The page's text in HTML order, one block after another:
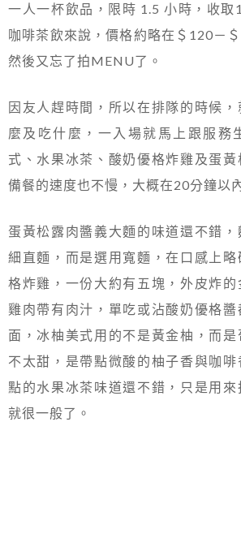
一人一杯飲品，限時 1.5 小時，收取
咖啡茶飲來說，價格約略在＄120－
然後又忘了拍MENU了。
因友人趕時間，所以在排隊的時候
麼及吃什麼，一入場就馬上跟服務
式、水果冰茶、酸奶優格炸雞及蛋黃
備餐的速度也不慢，大概在20分鐘以
蛋黃松露肉醬義大麵的味道還不錯
細直麵，而是選用寬麵，在口感上
格炸雞，一份大約有五塊，外皮炸
雞肉帶有肉汁，單吃或沾酸奶優格
面，冰柚美式用的不是黃金柚，而是
不太甜，是帶點微酸的柚子香與咖
點的水果冰茶味道還不錯，只是用
就很一般了。